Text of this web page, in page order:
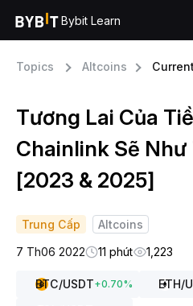
Bybit Learn
Topics Altcoins
Tương Lai Của
Chainlink Sẽ Như
[2023 & 2025]
Trung Cấp
Altcoins
7 Th06 2022
11 phút 1,223
BTC/USDT+0.70% ETH/